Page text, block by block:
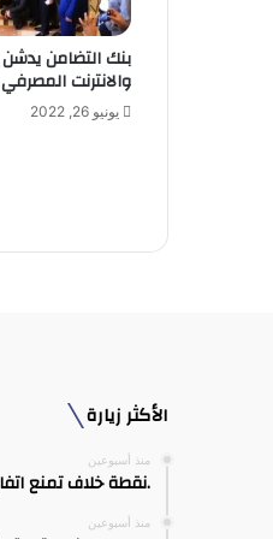
ر
و
ن
ي
بنك التضامن يدشن
والانترنت
يونيو 26, 2022
الأكثر زيارة
منذ أسبوعين
.نقطة خلاف تمنع
منذ أسبوعين